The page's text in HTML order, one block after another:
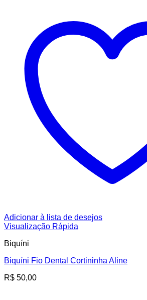
Adicionar à lista de desejos
Visualização Rápida
Biquíni
Biquíni Fio Dental Cortininha Aline
R$ 50,00